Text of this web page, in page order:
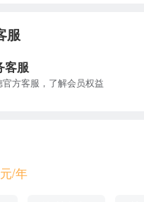
德全球企业信息数据库
服
客服
方客服，了解会员权益
/年